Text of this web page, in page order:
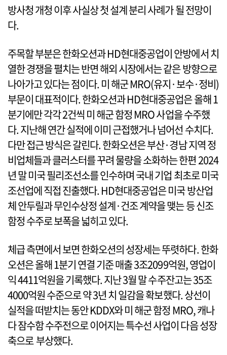
방사청 개청 이후 사실상 첫 설계 분리 사례가 될 전망이
다.
주목할 부분은 한화오션과 HD현대중공업이 안방에서 치
열한 경쟁을 펼치는 반면 해외 시장에서는 같은 방향으로
나아가고 있다는 점이다. 미 해군 MRO(유지·보수·정비)
부문이 대표적이다. 한화오션과 HD현대중공업은 올해 1
분기에만 각각 2건씩 미 해군 함정 MRO 사업을 수주했
다. 지난해 연간 실적에 이미 근접했거나 넘어선 수치다.
다만 접근 방식은 갈린다. 한화오션은 부산·경남 지역 정
비업체들과 클러스터를 꾸려 물량을 소화하는 한편 2024
년 말 미국 필리조선소를 인수하며 국내 기업 최초로 미국
조선업에 직접 진출했다. HD현대중공업은 미국 방산업
체 안두릴과 무인수상정 설계·건조 계약을 맺는 등 신조
함정 수주로 보폭을 넓히고 있다.
체급 측면에서 보면 한화오션의 성장세는 뚜렷하다. 한화
오션은 올해 1분기 연결 기준 매출 3조2099억원, 영업이
익 4411억원을 기록했다. 지난 3월 말 수주잔고는 35조
4000억원 수준으로 약 3년 치 일감을 확보했다. 상선이
실적을 떠받치는 동안 KDDX와 미 해군 함정 MRO, 캐나
다 잠수함 수주전으로 이어지는 특수선 사업이 다음 성장
축으로 부상했다.